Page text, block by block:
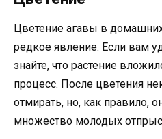
Цветение агавы в
редкое явление. Если вам
знайте, что растение
процесс. После цветения
отмирать, но, как правило,
множество молодых